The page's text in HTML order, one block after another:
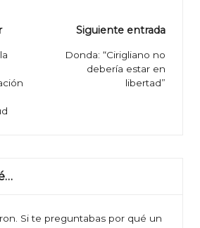
Siguiente entrada
Donda: “Cirigliano no
debería estar en
libertad”
Si te preguntabas por qué un